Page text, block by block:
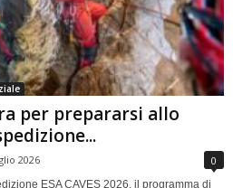
per prepararsi allo
2026 0
ESA CAVES 2026, il programma di